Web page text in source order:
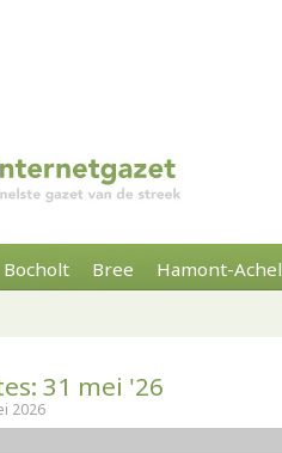
Bocholt Bree Hamont-Achel
31 mei '26
2026